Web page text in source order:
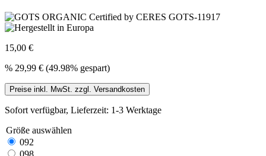
15,00 €
% 29,99 € (49.98% gespart)
Preise inkl. MwSt. zzgl. Versandkosten
Sofort verfügbar, Lieferzeit: 1-3 Werktage
Größe auswählen
092
098